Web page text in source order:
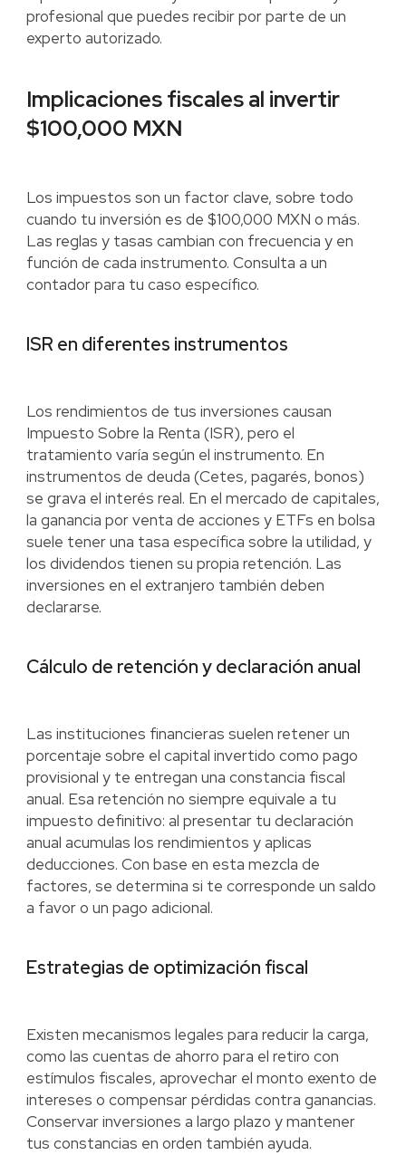
profesional que puedes recibir por parte de un
experto autorizado.
Implicaciones fiscales al invertir
$100,000 MXN
Los impuestos son un factor clave, sobre todo
cuando tu inversión es de $100,000 MXN o más.
Las reglas y tasas cambian con frecuencia y en
función de cada instrumento. Consulta a un
contador para tu caso específico.
ISR en diferentes instrumentos
Los rendimientos de tus inversiones causan
Impuesto Sobre la Renta (ISR), pero el
tratamiento varía según el instrumento. En
instrumentos de deuda (Cetes, pagarés, bonos)
se grava el interés real. En el mercado de capitales,
la ganancia por venta de acciones y ETFs en bolsa
suele tener una tasa específica sobre la utilidad, y
los dividendos tienen su propia retención. Las
inversiones en el extranjero también deben
declararse.
Cálculo de retención y declaración anual
Las instituciones financieras suelen retener un
porcentaje sobre el capital invertido como pago
provisional y te entregan una constancia fiscal
anual. Esa retención no siempre equivale a tu
impuesto definitivo: al presentar tu declaración
anual acumulas los rendimientos y aplicas
deducciones. Con base en esta mezcla de
factores, se determina si te corresponde un saldo
a favor o un pago adicional.
Estrategias de optimización fiscal
Existen mecanismos legales para reducir la carga,
como las cuentas de ahorro para el retiro con
estímulos fiscales, aprovechar el monto exento de
intereses o compensar pérdidas contra ganancias.
Conservar inversiones a largo plazo y mantener
tus constancias en orden también ayuda.